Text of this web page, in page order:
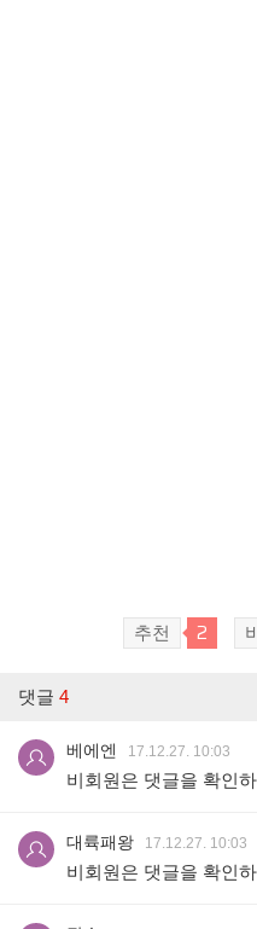
추천 2
댓글 4
베에엔 17.12.27. 10:03
비회원은 댓글을 확인
대륙패왕 17.12.27. 10:03
비회원은 댓글을 확인